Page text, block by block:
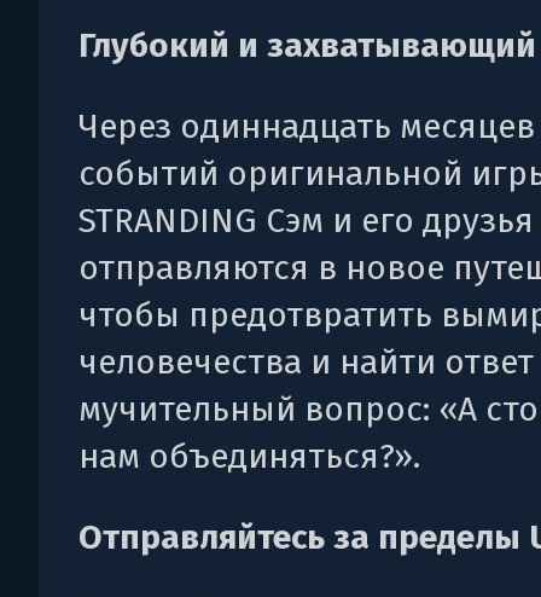
Глубокий и
Через одиннадцать
событий оригинальной
STRANDING Сэм и его друзья
отправляются в новое
чтобы предотвратить
человечества и найти
мучительный вопрос: «А
нам объединяться?».
Отправляйтесь за пределы